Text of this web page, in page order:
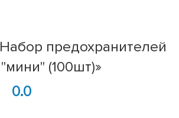
предохранителей
(100шт)»
0.0